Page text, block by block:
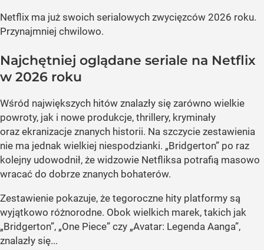
Netflix ma już swoich serialowych zwycięzców 2026 roku.
Przynajmniej chwilowo.
Najchętniej oglądane seriale na Netflix
w 2026 roku
Wśród największych hitów znalazły się zarówno wielkie
powroty, jak i nowe produkcje, thrillery, kryminały
oraz ekranizacje znanych historii. Na szczycie zestawienia
nie ma jednak wielkiej niespodzianki. „Bridgerton” po raz
kolejny udowodnił, że widzowie Netfliksa potrafią masowo
wracać do dobrze znanych bohaterów.
Zestawienie pokazuje, że tegoroczne hity platformy są
wyjątkowo różnorodne. Obok wielkich marek, takich jak
„Bridgerton”, „One Piece” czy „Avatar: Legenda Aanga”,
znalazły się...